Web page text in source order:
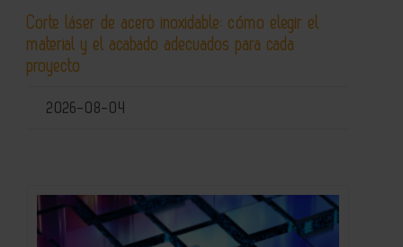
Corte láser de acero inoxidable: cómo elegir el
material y el acabado adecuados para cada
proyecto
2026-08-04